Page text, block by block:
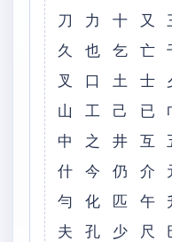
刀 力 十 又
久 也 乞 亡
叉 口 土 士
山 工 己 已
中 之 井 互
什 今 仍 介
勻 化 匹 午
夫 孔 少 尺